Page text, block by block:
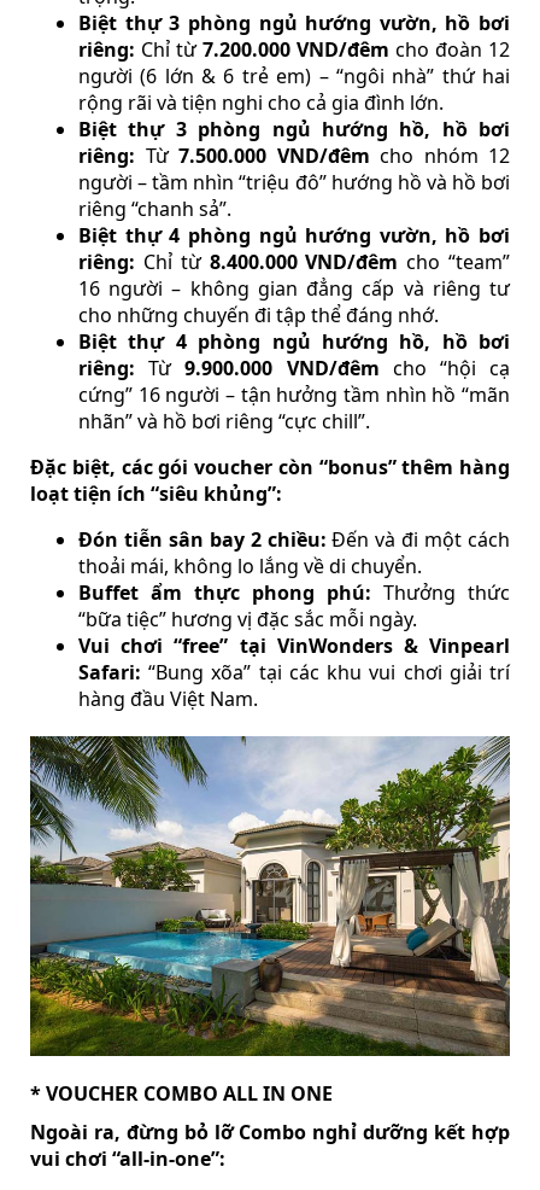
Biệt thự 3 phòng ngủ hướng vườn, hồ bơi
riêng: Chỉ từ7.200.000 VND/đêm cho đoàn 12
người (6 lớn & 6 trẻ em) – “ngôi nhà” thứ hai
rộng rãi và tiện nghi cho cả gia đình lớn.
Biệt thự 3 phòng ngủ hướng hồ, hồ bơi
riêng: Từ 7.500.000 VND/đêm cho nhóm 12
người – tầm nhìn “triệu đô” hướng hồ và hồ bơi
riêng “chanh sả”.
Biệt thự 4 phòng ngủ hướng vườn, hồ bơi
riêng: Chỉ từ 8.400.000 VND/đêm cho “team”
16 người – không gian đẳng cấp và riêng tư
cho những chuyến đi tập thể đáng nhớ.
Biệt thự 4 phòng ngủ hướng hồ, hồ bơi
riêng: Từ9.900.000 VND/đêm cho “hội cạ
cứng” 16 người – tận hưởng tầm nhìn hồ “mãn
nhãn” và hồ bơi riêng “cực chill”.
Đặc biệt, các gói voucher còn “bonus” thêm hàng
loạt tiện ích “siêu khủng”:
Đón tiễn sân bay 2 chiều: Đến và đi một cách
thoải mái, không lo lắng về di chuyển.
Buffet ẩm thực phong phú: Thưởng thức
“bữa tiệc” hương vị đặc sắc mỗi ngày.
Vui chơi “free” tại VinWonders & Vinpearl
Safari: “Bung xõa” tại các khu vui chơi giải trí
hàng đầu Việt Nam.
* VOUCHER COMBO ALL IN ONE
Ngoài ra, đừng bỏ lỡ Combo nghỉ dưỡng kết hợp
vui chơi “all-in-one”: